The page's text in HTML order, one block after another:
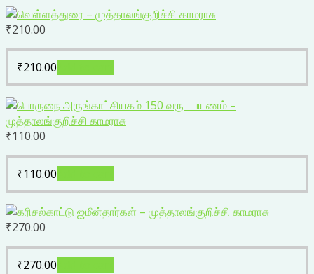
₹210.00
₹210.00
₹110.00
₹110.00
₹270.00
₹270.00